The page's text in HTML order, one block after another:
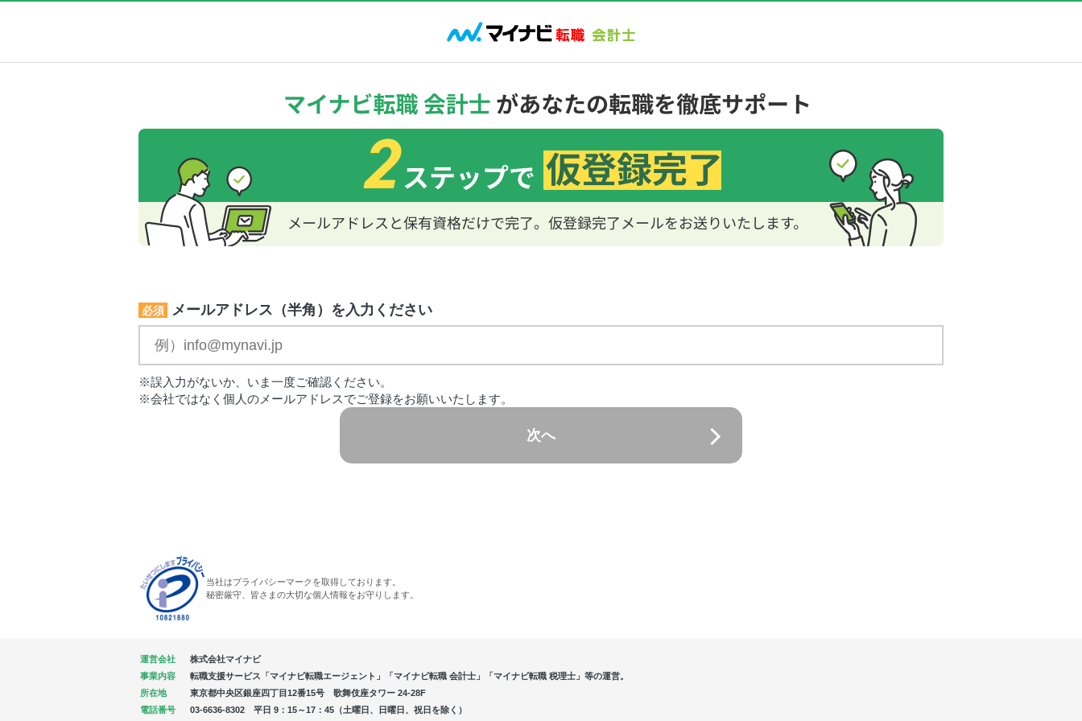
必須 メールアドレス（半角）を入力ください
※誤入力がないか、いま一度ご確認ください。
※会社ではなく個人のメールアドレスでご登録をお願いいたします。
次へ
当社はプライバシーマークを取得しております。
秘密厳守、皆さまの大切な個人情報をお守りします。
運営会社
株式会社マイナビ
事業内容
転職支援サービス「マイナビ転職エージェント」「マイナビ転職 会計士」「マイナビ転職 税理士」等の運営。
所在地
東京都中央区銀座四丁目12番15号 歌舞伎座タワー 24-28F
電話番号
03-6636-8302 平日 9：15～17：45（土曜日、日曜日、祝日を除く）